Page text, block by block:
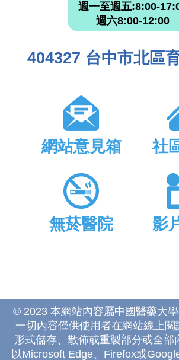
週一至週五:8:00-
週六8:00-12:00
404327 台中市北區
網站意見箱 社
無菸醫院 影
© 2023 本網站內容屬中國醫藥大學
一切內容僅供使用者在網站線上
形式儲存、散佈或重製部分或全部
以Microsoft Edge、Firefox或